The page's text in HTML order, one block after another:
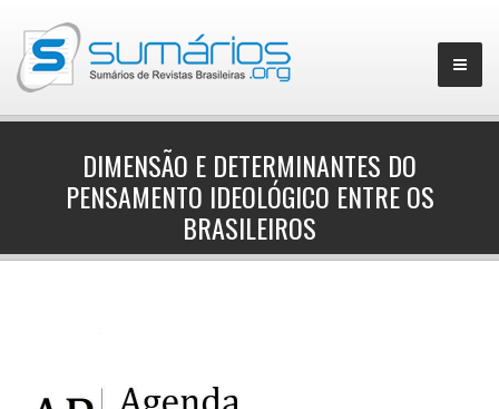
DIMENSÃO E DETERMINANTES DO
PENSAMENTO IDEOLÓGICO ENTRE OS
BRASILEIROS